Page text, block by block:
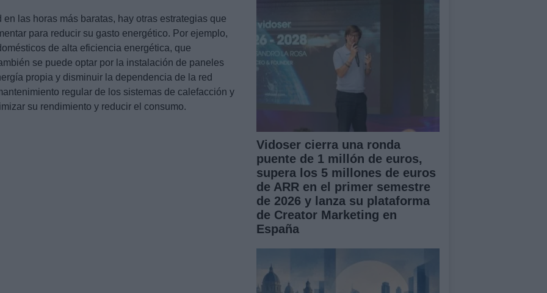
las horas más baratas, hay otras estrategias que
para reducir su gasto energético. Por ejemplo,
de alta eficiencia energética, que
se puede optar por la instalación de paneles
propia y disminuir la dependencia de la red
regular de los sistemas de calefacción y
su rendimiento y reducir el consumo.
Vidoser cierra una ronda
puente de 1 millón de euros,
supera los 5 millones de euros
de ARR en el primer semestre
de 2026 y lanza su plataforma
de Creator Marketing en
España